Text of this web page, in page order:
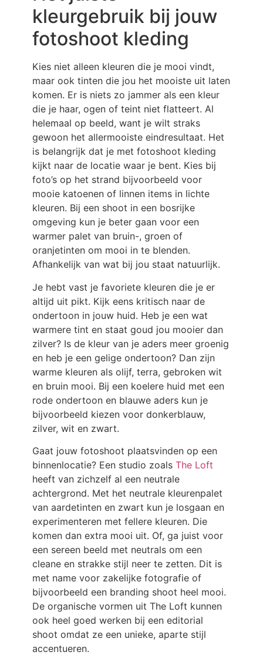
kleurgebruik bij jouw
fotoshoot kleding
Kies niet alleen kleuren die je mooi vindt,
maar ook tinten die jou het mooiste uit laten
komen. Er is niets zo jammer als een kleur
die je haar, ogen of teint niet flatteert. Al
helemaal op beeld, want je wilt straks
gewoon het allermooiste eindresultaat. Het
is belangrijk dat je met fotoshoot kleding
kijkt naar de locatie waar je bent. Kies bij
foto’s op het strand bijvoorbeeld voor
mooie katoenen of linnen items in lichte
kleuren. Bij een shoot in een bosrijke
omgeving kun je beter gaan voor een
warmer palet van bruin-, groen of
oranjetinten om mooi in te blenden.
Afhankelijk van wat bij jou staat natuurlijk.
Je hebt vast je favoriete kleuren die je er
altijd uit pikt. Kijk eens kritisch naar de
ondertoon in jouw huid. Heb je een wat
warmere tint en staat goud jou mooier dan
zilver? Is de kleur van je aders meer groenig
en heb je een gelige ondertoon? Dan zijn
warme kleuren als olijf, terra, gebroken wit
en bruin mooi. Bij een koelere huid met een
rode ondertoon en blauwe aders kun je
bijvoorbeeld kiezen voor donkerblauw,
zilver, wit en zwart.
Gaat jouw fotoshoot plaatsvinden op een
binnenlocatie? Een studio zoals The Loft
heeft van zichzelf al een neutrale
achtergrond. Met het neutrale kleurenpalet
van aardetinten en zwart kun je losgaan en
experimenteren met fellere kleuren. Die
komen dan extra mooi uit. Of, ga juist voor
een sereen beeld met neutrals om een
cleane en strakke stijl neer te zetten. Dit is
met name voor zakelijke fotografie of
bijvoorbeeld een branding shoot heel mooi.
De organische vormen uit The Loft kunnen
ook heel goed werken bij een editorial
shoot omdat ze een unieke, aparte stijl
accentueren.